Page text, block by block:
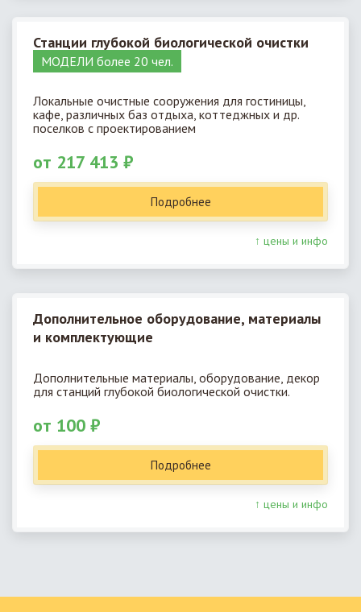
Станции глубокой биологической очистки
МОДЕЛИ более 20 чел.
Локальные очистные сооружения для гостиницы,
кафе, различных баз отдыха, коттеджных и др.
поселков с проектированием
от 217 413 ₽
Подробнее
↑ цены и инфо
Дополнительное оборудование, материалы
и комплектующие
Дополнительные материалы, оборудование, декор
для станций глубокой биологической очистки.
от 100 ₽
Подробнее
↑ цены и инфо